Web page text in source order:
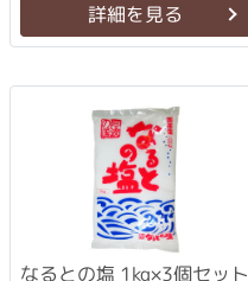
詳細を見る
なるとの塩 1kg×3個セット